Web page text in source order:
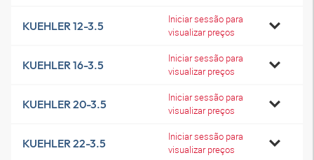
KUEHLER 12-3.5
Iniciar sessão para
visualizar preços
KUEHLER 16-3.5
Iniciar sessão para
visualizar preços
KUEHLER 20-3.5
Iniciar sessão para
visualizar preços
KUEHLER 22-3.5
Iniciar sessão para
visualizar preços